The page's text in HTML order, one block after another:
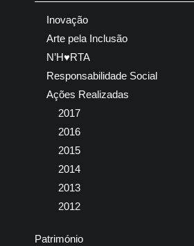
Inovação
Arte pela Inclusão
N’H♥RTA
Responsabilidade Social
Ações Realizadas
2017
2016
2015
2014
2013
2012
Património